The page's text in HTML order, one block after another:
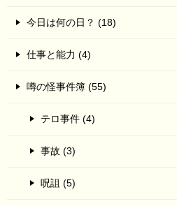
今日は何の日？ (18)
仕事と能力 (4)
噂の怪事件簿 (55)
テロ事件 (4)
事故 (3)
呪詛 (5)